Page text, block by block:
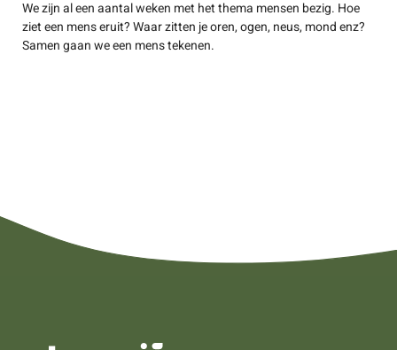
We zijn al een aantal weken met het thema mensen bezig. Hoe
ziet een mens eruit? Waar zitten je oren, ogen, neus, mond enz?
Samen gaan we een mens tekenen.